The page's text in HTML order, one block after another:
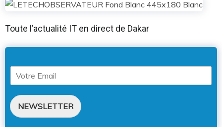
Toute l’actualité IT en direct de Dakar
NEWSLETTER